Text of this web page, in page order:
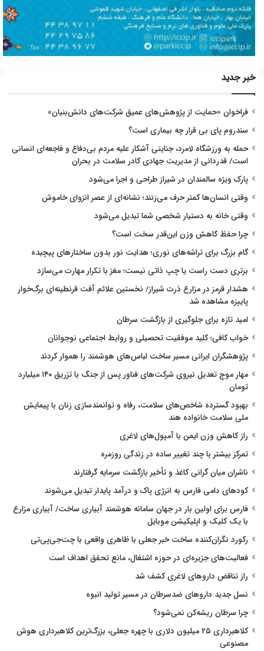
خبر جدید
فراخوان «حمایت از پژوهش‌های عمیق شرکت‌های دانش‌بنیان»
سندروم پای بی قرار چه بیماری است؟
حمله به ورزشگاه لامرد، جنایتی آشکار علیه مردم بی‌دفاع و فاجعه‌ای انسانی
است/ قدردانی از مدیریت جهادی کادر سلامت در بحران
پارک ویژه سالمندان در شیراز طراحی و اجرا می‌شود
وقتی انسان‌ها کمتر حرف می‌زنند؛ نشانه‌ای از عصر انزوای خاموش
وقتی خانه به دستیار شخصی شما تبدیل می‌شود
چرا حفظ کاهش وزن این‌قدر سخت است؟
گام بزرگ برای تراشه‌های نوری؛ هدایت نور بدون ساختارهای پیچیده
برتری دست راست یا چپ ذاتی نیست؛ مغز با تکرار مهارت می‌سازد
هشدار قرمز در مزارع ذرت شیراز/ نخستین علائم آفت قرنطینه‌ای برگ‌خوار
پاییزه مشاهده شد
امید تازه برای جلوگیری از بازگشت سرطان
خواب کافی؛ کلید موفقیت تحصیلی و روابط اجتماعی نوجوانان
پژوهشگران ایرانی مسیر ساخت لباس‌های هوشمند را هموار کردند
مهار موج تعدیل نیروی شرکت‌های فناور پس از جنگ با تزریق ۱۴۰ میلیارد
تومان
بهبود گسترده شاخص‌های سلامت، رفاه و توانمندسازی زنان با پیمایش
ملی سلامت خانواده هند
راز کاهش وزن ایمن با آمپول‌های لاغری
تمرکز بیشتر با چند تغییر ساده در زندگی روزمره
ناشران میان گرانی کاغذ و تأخیر بازگشت سرمایه گرفتارند
کودهای دامی فارس به انرژی پاک و درآمد پایدار تبدیل می‌شوند
فارس برای اولین بار در جهان سامانه هوشمند آبیاری ساخت/ آبیاری مزارع
با یک کلیک و اپلیکیشن موبایل
رکورد نگران‌کننده ساخت خبر جعلی با ظاهری واقعی با چت‌جی‌پی‌تی
فعالیت‌های جزیره‌ای در حوزه اشتغال، مانع تحقق اهداف است
راز تناقض داروهای لاغری کشف شد
نسل جدید داروهای ضدسرطان در مسیر تولید انبوه
چرا سرطان ریشه‌کن نمی‌شود؟
کلاهبرداری ۲۵ میلیون دلاری با چهره جعلی، بزرگ‌ترین کلاهبرداری هوش
مصنوعی